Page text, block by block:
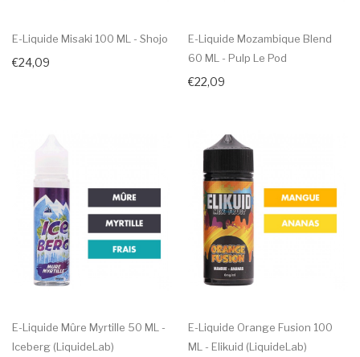
E-Liquide Misaki 100 ML - Shojo
€24,09
E-Liquide Mozambique Blend
60 ML - Pulp Le Pod
€22,09
E-Liquide Mûre Myrtille 50 ML -
Iceberg (LiquideLab)
E-Liquide Orange Fusion 100
ML - Elikuid (LiquideLab)